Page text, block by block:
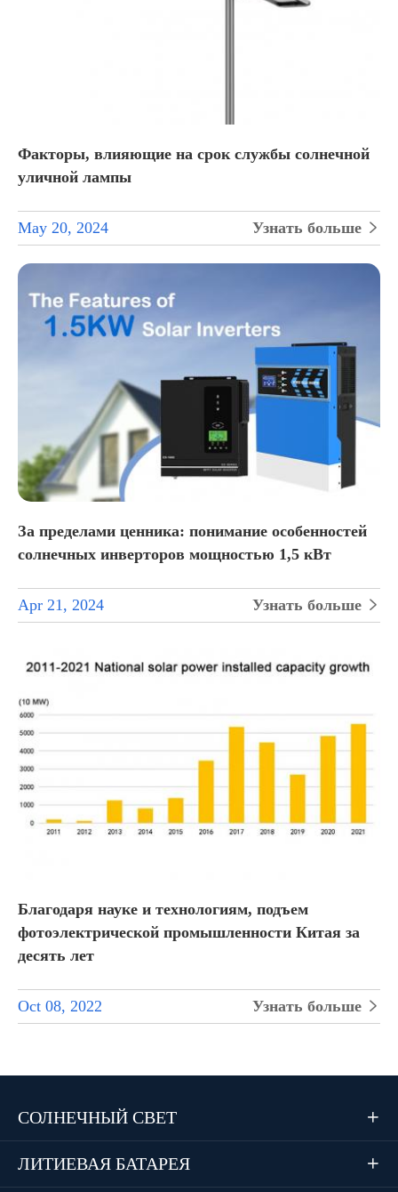
Факторы, влияющие на срок службы солнечной
уличной лампы
May 20, 2024 Узнать больше 
За пределами ценника: понимание особенностей
солнечных инверторов мощностью 1,5 кВт
Apr 21, 2024 Узнать больше 
Благодаря науке и технологиям, подъем
фотоэлектрической промышленности Китая за
десять лет
Oct 08, 2022 Узнать больше 
СОЛНЕЧНЫЙ СВЕТ 
ЛИТИЕВАЯ БАТАРЕЯ 